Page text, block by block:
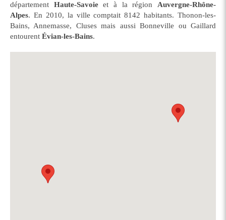
département Haute-Savoieet à la régionAuvergne-Rhône-
Alpes. En 2010, la ville comptait 8142 habitants. Thonon-les-
Bains, Annemasse, Cluses mais aussi Bonneville ou Gaillard
entourent Évian-les-Bains.